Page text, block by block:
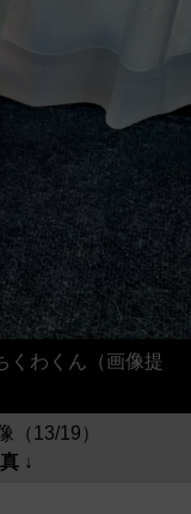
くわくん（画像提
（13/19）
↓